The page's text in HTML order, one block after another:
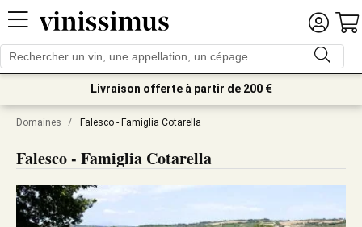
Livraison offerte à partir de 200 €
Domaines / Falesco - Famiglia Cotarella
Falesco - Famiglia Cotarella